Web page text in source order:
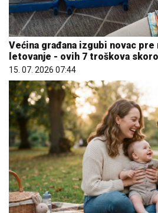
Većina građana izgubi novac
letovanje - ovih 7 troškova
15. 07. 2026 07:44